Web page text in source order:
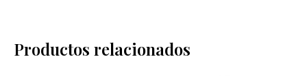
Productos relacionados